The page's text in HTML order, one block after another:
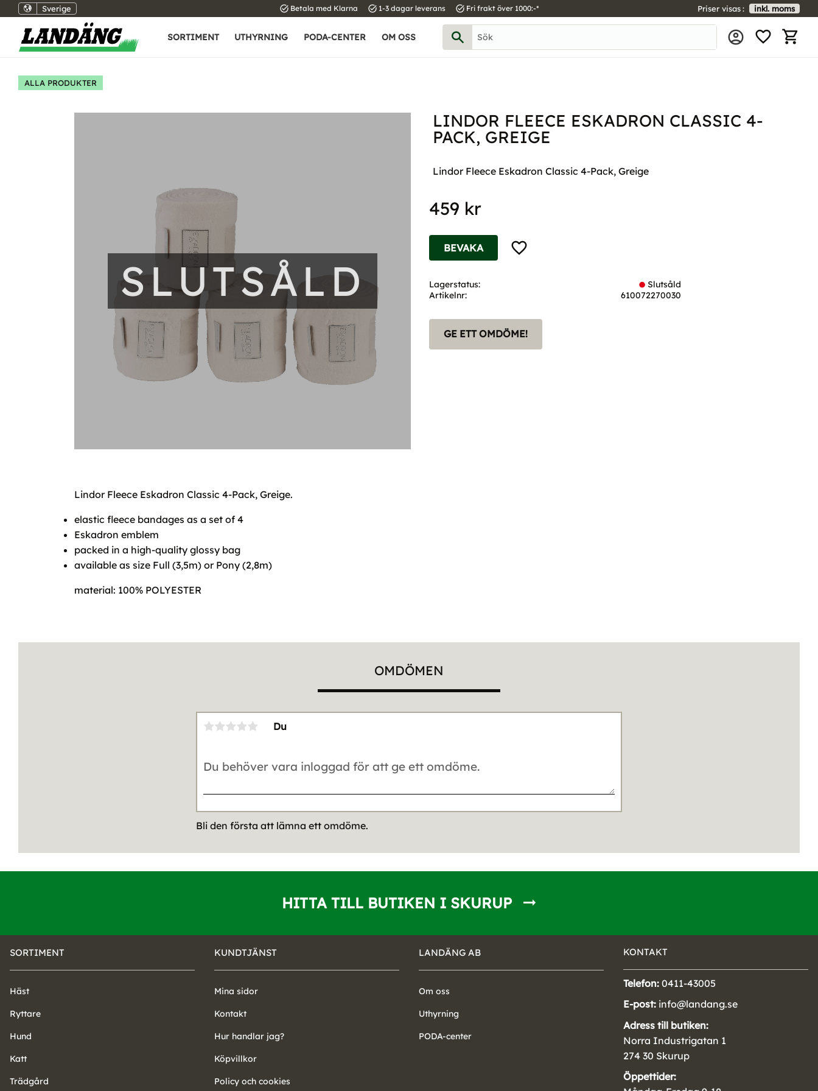
Sverige task_alt Betala med Klarna task_alt 1-3 dagar leverans task_alt Fri frakt över 1000:-* Priser visas inkl. moms
SORTIMENT UTHYRNING PODA-CENTER OM OSS
ALLA PRODUKTER
LINDOR FLEECE ESKADRON CLASSIC 4-
PACK, GREIGE
Lindor Fleece Eskadron Classic 4-Pack, Greige
SLUTSÅLD
459 kr
Lägg till i favoriter
BEVAKA
Lagerstatus
Slutsåld
Artikelnr
610072270030
GE ETT OMDÖME!
Lindor Fleece Eskadron Classic 4-Pack, Greige.
elastic fleece bandages as a set of 4
Eskadron emblem
packed in a high-quality glossy bag
available as size Full (3,5m) or Pony (2,8m)
material: 100% POLYESTER
OMDÖMEN
Du
Bli den första att lämna ett omdöme.
HITTA TILL BUTIKEN I SKURUP
SORTIMENT
Häst
Ryttare
Hund
Katt
Trädgård
KUNDTJÄNST
Mina sidor
Kontakt
Hur handlar jag?
Köpvillkor
Policy och cookies
LANDÄNG AB
Om oss
Uthyrning
PODA-center
KONTAKT
Telefon: 0411-43005
E-post: info@landang.se
Adress till butiken:
Norra Industrigatan 1
274 30 Skurup
Öppettider: